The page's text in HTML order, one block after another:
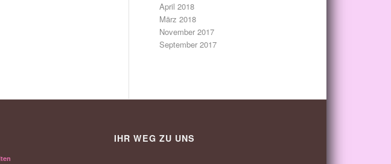
April 2018
März 2018
November 2017
September 2017
IHR WEG ZU UNS